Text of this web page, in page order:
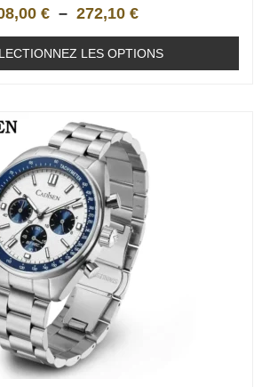
€ – 272,10 €
LES OPTIONS